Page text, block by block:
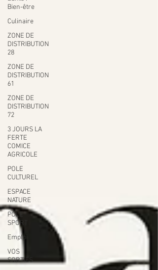
Bien-être
Culinaire
ZONE DE
DISTRIBUTION
28
ZONE DE
DISTRIBUTION
61
ZONE DE
DISTRIBUTION
72
3 JOURS LA
FERTE
COMICE
AGRICOLE
POLE
CULTUREL
ESPACE
NATURE
POLE
SPORT
Emploi
VOS
SORTIES